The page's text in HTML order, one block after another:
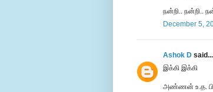
நன்றி.. நன்றி..
December 5,
Ashok D said...
இக்கி இக்கி
அண்ணன் உ.த.